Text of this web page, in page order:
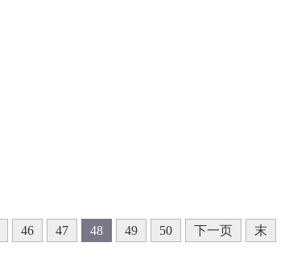
46 47 48 49 50 下一页 末